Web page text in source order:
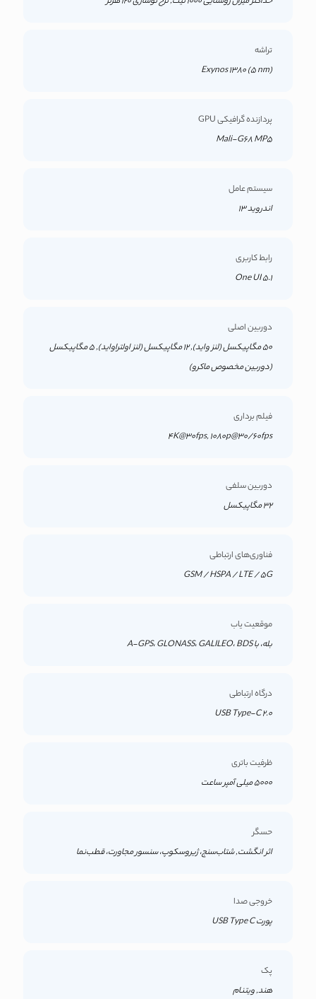
تراشه
Exynos 1380 (5 nm)
پردازنده گرافیکی GPU
Mali-G68 MP5
سیستم عامل
اندروید 13
رابط کاربری
One UI 5.1
دوربین اصلی
50 مگاپیکسل (لنز واید), 12 مگاپیکسل (لنز اولتراواید), 5 مگاپیکسل
(دوربین مخصوص ماکرو)
فیلم برداری
4K@30fps, 1080p@30/60fps
دوربین سلفی
32 مگاپیکسل
فناوری‌های ارتباطی
GSM / HSPA / LTE / 5G
موقعیت یاب
بله، با A-GPS، GLONASS، GALILEO، BDS
درگاه ارتباطی
USB Type-C 2.0
ظرفیت باتری
5000 میلی آمپر ساعت
حسگر
اثر انگشت, شتاب‌سنج، ژیروسکوپ، سنسور مجاورت، قطب‌نما
خروجی صدا
پورت USB Type C
پک
هند, ویتنام